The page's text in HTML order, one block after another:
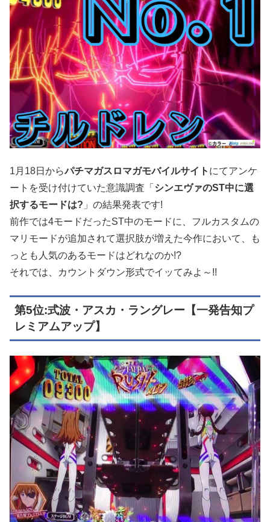
1月18日からパチマガスロマガモバイルサイト にてアンケ
ートを受け付けていた意識調査「 シンエヴァのST中に選
択するモードは? 」の結果発表です!
前作では4モードだったST中のモードに、フルカスタムの
マリモードが追加されて選択肢が増えた今作において、も
っとも人気のあるモードはどれなのか!?
それでは、カウントダウン形式でイッてみよ～!!
第5位:式波・アスカ・ラングレー【一発告知プ
レミアムアップ】